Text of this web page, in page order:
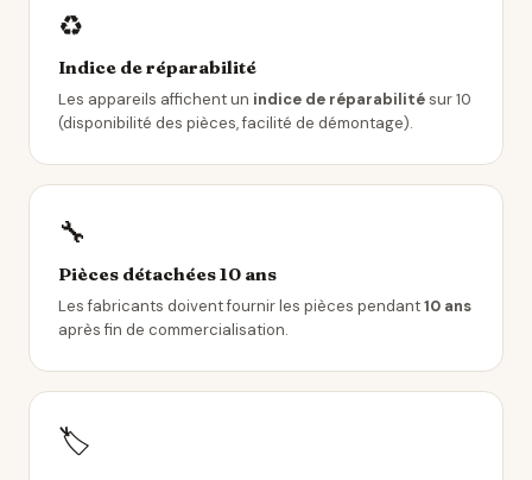
♻️
Indice de réparabilité
Les appareils affichent un indice de réparabilitésur 10
(disponibilité des pièces, facilité de démontage).
🔧
Pièces détachées 10 ans
Les fabricants doivent fournir les pièces pendant10 ans
après fin de commercialisation.
🏷️